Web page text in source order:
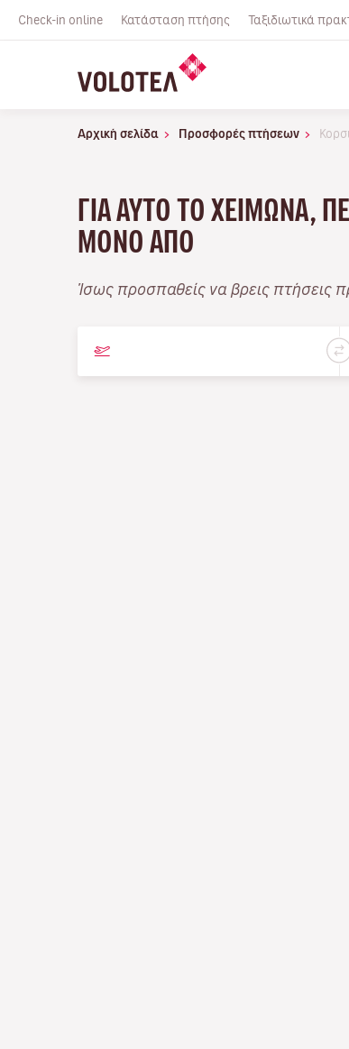
Check-in online Κατάσταση πτήσης Ταξιδιωτικά
Αρχική σελίδα Προσφορές πτήσεων
ΓΙΑ ΑΥΤΌ ΤΟ ΧΕΙΜΏΝΑ,
ΜΌΝΟ ΑΠΌ
Ίσως προσπαθείς να βρεις πτήσεις